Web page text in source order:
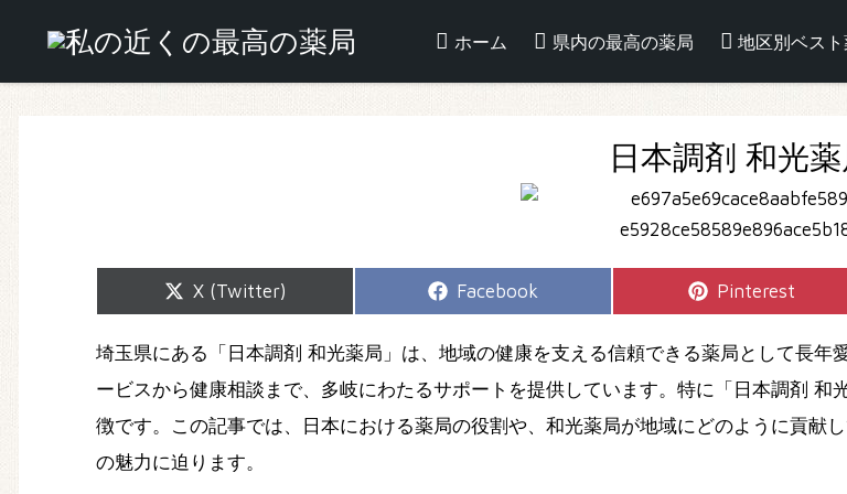
ホーム 県内の最高の薬局 地区別ベスト
日本調剤 和光
Share
X (Twitter)
Share
Facebook
Share
Pinterest
埼玉県にある「日本調剤 和光薬局」は、地域の健康を支える信頼できる薬局として長
ービスから健康相談まで、多岐にわたるサポートを提供しています。特に「日本調剤
徴です。この記事では、日本における薬局の役割や、和光薬局が地域にどのように貢献
の魅力に迫ります。